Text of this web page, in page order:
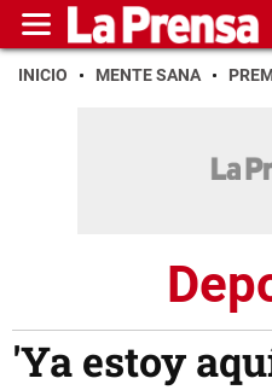
INICIO MENTE SANA
'Ya estoy